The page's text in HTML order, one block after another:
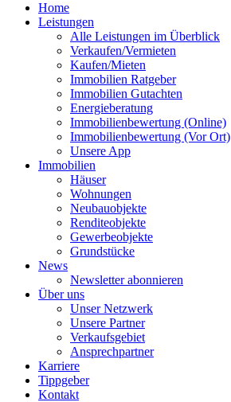
Home
Leistungen
Alle Leistungen im Überblick
Verkaufen/Vermieten
Kaufen/Mieten
Immobilien Ratgeber
Immobilien Gutachten
Energieberatung
Immobilienbewertung (Online)
Immobilienbewertung (Vor Ort)
Unsere App
Immobilien
Häuser
Wohnungen
Neubauobjekte
Renditeobjekte
Gewerbeobjekte
Grundstücke
News
Newsletter abonnieren
Über uns
Unser Netzwerk
Unsere Partner
Verkaufsgebiet
Ansprechpartner
Karriere
Tippgeber
Kontakt